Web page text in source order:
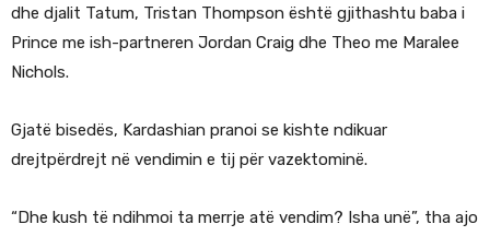
dhe djalit Tatum, Tristan Thompson është gjithashtu baba i
Prince me ish-partneren Jordan Craig dhe Theo me Maralee
Nichols.
Gjatë bisedës, Kardashian pranoi se kishte ndikuar
drejtpërdrejt në vendimin e tij për vazektominë.
“Dhe kush të ndihmoi ta merrje atë vendim? Isha unë”, tha ajo